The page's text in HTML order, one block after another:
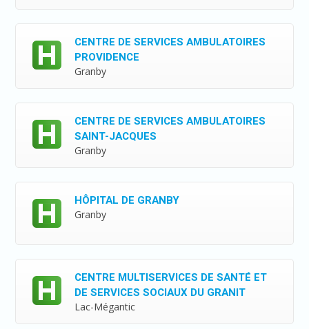
CENTRE DE SERVICES AMBULATOIRES
PROVIDENCE
Granby
CENTRE DE SERVICES AMBULATOIRES
SAINT-JACQUES
Granby
HÔPITAL DE GRANBY
Granby
CENTRE MULTISERVICES DE SANTÉ ET
DE SERVICES SOCIAUX DU GRANIT
Lac-Mégantic